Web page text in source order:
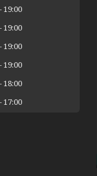
19:00
19:00
19:00
19:00
18:00
17:00